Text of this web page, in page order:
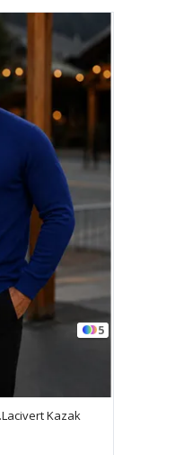
5
Kazak